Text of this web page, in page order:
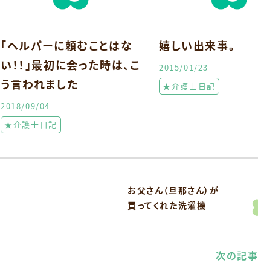
「ヘルパーに頼むことはな
い！！」最初に会った時は、こ
う言われました
2018/09/04
★介護士日記
嬉しい出来事。
2015/01/23
★介護士日記
お父さん（旦那さん）が
買ってくれた洗濯機
次の記事